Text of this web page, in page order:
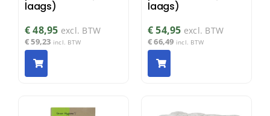
laags)
€48,95 excl. BTW
€59,23 incl. BTW
laags)
€54,95 excl. BTW
€66,49 incl. BTW